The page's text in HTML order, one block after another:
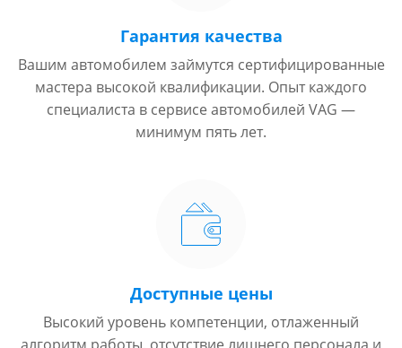
Гарантия качества
Вашим автомобилем займутся сертифицированные
мастера высокой квалификации. Опыт каждого
специалиста в сервисе автомобилей VAG —
минимум пять лет.
Доступные цены
Высокий уровень компетенции, отлаженный